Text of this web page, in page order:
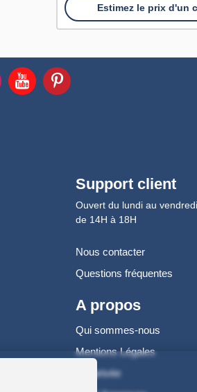
Estimez le prix d'un
Support client
Ouvert du lundi au
de 14H à 18H
Nous contacter
Questions fréquentes
A propos
Qui sommes-nous
Mentions Légales
Vie privée